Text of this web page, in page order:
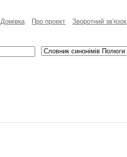
Домівка Про проект Зворотний зв'язок